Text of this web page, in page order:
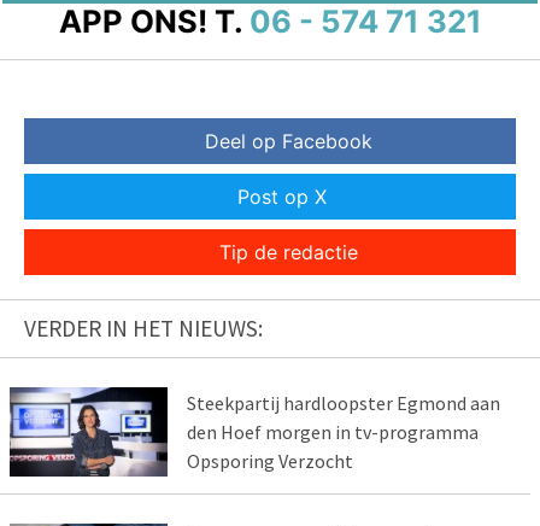
APP ONS! T. 06 - 574 71 321
Deel op Facebook
Post op X
Tip de redactie
VERDER IN HET NIEUWS:
Steekpartij hardloopster Egmond aan
den Hoef morgen in tv-programma
Opsporing Verzocht